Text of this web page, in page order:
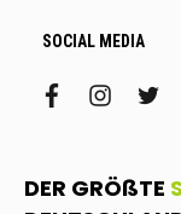
SOCIAL MEDIA
facebook
DER GRÖßTE